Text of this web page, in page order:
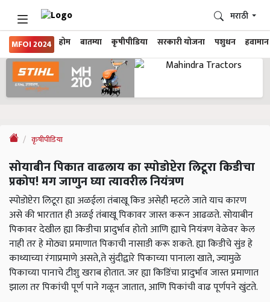
MFOI 2024 होम बातम्या कृषीपीडिया सरकारी योजना पशुधन हवामान
मराठी
कृषीपीडिया
सोयाबीन पिकात वाढलाय का स्पोडोप्टेरा लिटूरा किडीचा
प्रकोप! मग जाणुन घ्या त्यावरील नियंत्रण
स्पोडोप्टेरा लिटूरा ह्या अळईला तंबाखू किड असेही म्हटले जाते याच कारण
असे की भारतात ही अळई तंबाखू पिकावर जास्त करून आढळते. सोयाबीन
पिकावर देखील ह्या किडीचा प्रादुर्भाव होतो आणि ह्याचे नियंत्रण वेळेवर केल
नाही तर हे मोठ्या प्रमाणात पिकाची नासाडी करू शकते. ह्या किडीचे सुंड हे
काथ्याच्या रंगाप्रमाणे असते,ते सुंदीद्वारे पिकाच्या पानाला खाते, ज्यामुळे
पिकाच्या पानाचे टीशु खराब होतात. जर ह्या किडिंचा प्रादुर्भाव जास्त प्रमाणात
झाला तर पिकांची पूर्ण पाने गळून जातात, आणि पिकांची वाढ पूर्णपने खुंटते.